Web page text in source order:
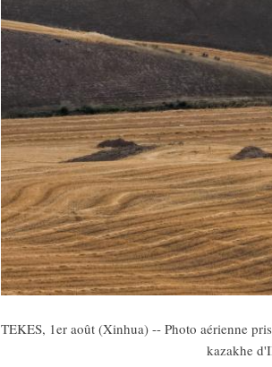
TEKES, 1er août (Xinhua) -- Photo aérienne
kazakhe